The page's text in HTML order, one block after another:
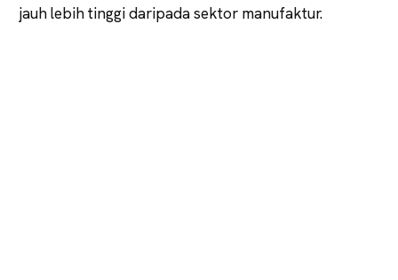
jauh lebih tinggi daripada sektor manufaktur.